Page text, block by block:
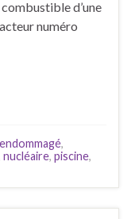
d’une
numéro
endommagé,
nucléaire, piscine,